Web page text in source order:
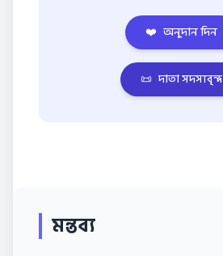
❤️ অনুদান দিন
📜 দাতা সদস্যবৃন্দ
মন্তব্য